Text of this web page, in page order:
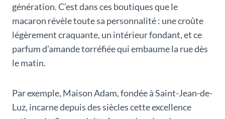
génération. C’est dans ces boutiques que le
macaron révèle toute sa personnalité : une croûte
légèrement craquante, un intérieur fondant, et ce
parfum d’amande torréfiée qui embaume la rue dès
le matin.
Par exemple, Maison Adam, fondée à Saint-Jean-de-
Luz, incarne depuis des siècles cette excellence